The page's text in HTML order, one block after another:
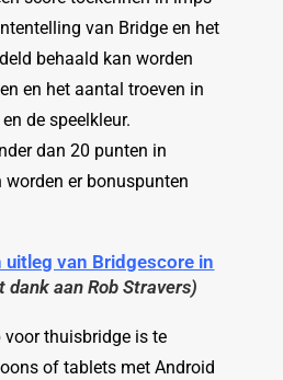
van Bridge en het
behaald kan worden
en het aantal troeven in
de speelkleur.
dan 20 punten in
worden er bonuspunten
uitleg van Bridgescore in
dank aan Rob Stravers)
voor thuisbridge is te
of tablets met Android